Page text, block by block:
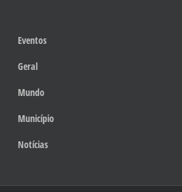
Eventos
Geral
Mundo
Município
Notícias